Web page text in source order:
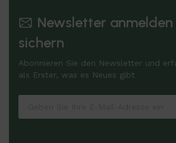
Newsletter
sichern
Abonnieren Sie den Newsletter und
als Erster, was es Neues gibt